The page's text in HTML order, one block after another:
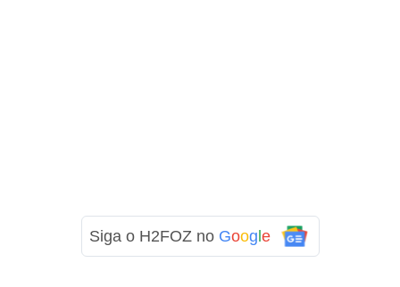
Siga o H2FOZ no Goog e